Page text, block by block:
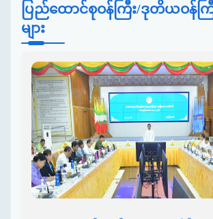
ပြည်ထောင်စုဝန်ကြီး/ဒုတိယဝန်က
များ